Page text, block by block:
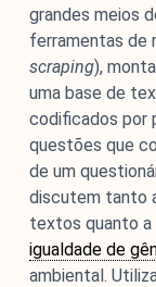
grandes meios
ferramentas de
scraping),
uma base de
codificados por
questões que
de um
discutem tanto
textos quanto a
igualdade de
ambiental.